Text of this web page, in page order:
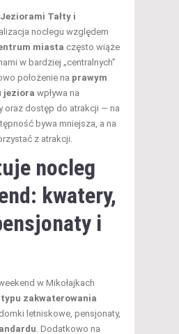
Jeziorami Tałty i
noclegu względem
miasta często wiąże
w bardziej „centralnych”
położenie na prawym
jeziora wpływa na
oraz dostęp do atrakcji — na
bywa mniejsza, a na
z atrakcji.
nocleg
kwatery,
i
w Mikołajkach
typu zakwaterowania
letniskowe, pensjonaty,
. Dodatkowo na